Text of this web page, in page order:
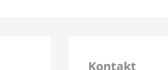
Kontakt